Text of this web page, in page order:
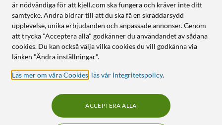
är nödvändiga för att kjell.com ska fungera och kräver inte ditt
samtycke. Andra bidrar till att du ska få en skräddarsydd
upplevelse, unika erbjudanden och anpassade annonser. Genom
att trycka "Acceptera alla" godkänner du användandet av sådana
cookies. Du kan också välja vilka cookies du vill godkänna via
länken "Ändra inställningar".
Läs mer om våra Cookies läs vår Integritetspolicy.
ACCEPTERA ALLA